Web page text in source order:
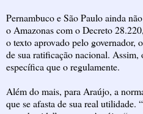
Pernambuco e São Paulo ainda
o Amazonas com o Decreto
o texto aprovado pelo governador,
de sua ratificação nacional. Assim,
específica que o regulamente.
Além do mais, para Araújo, a
que se afasta de sua real utilidade.